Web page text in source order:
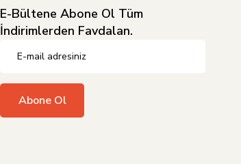
E-Bültene Abone Ol Tüm
İndirimlerden Favdalan.
Abone Ol